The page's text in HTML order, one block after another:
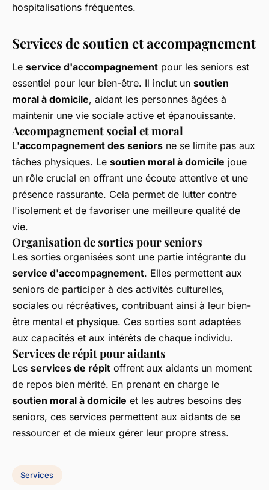
hospitalisations fréquentes.
Services de soutien et accompagnement
Le service d'accompagnement pour les seniors est
essentiel pour leur bien-être. Il inclut un soutien
moral à domicile, aidant les personnes âgées à
maintenir une vie sociale active et épanouissante.
Accompagnement social et moral
L'accompagnement des seniors ne se limite pas aux
tâches physiques. Le soutien moral à domicile joue
un rôle crucial en offrant une écoute attentive et une
présence rassurante. Cela permet de lutter contre
l'isolement et de favoriser une meilleure qualité de
vie.
Organisation de sorties pour seniors
Les sorties organisées sont une partie intégrante du
service d'accompagnement. Elles permettent aux
seniors de participer à des activités culturelles,
sociales ou récréatives, contribuant ainsi à leur bien-
être mental et physique. Ces sorties sont adaptées
aux capacités et aux intérêts de chaque individu.
Services de répit pour aidants
Les services de répit offrent aux aidants un moment
de repos bien mérité. En prenant en charge le
soutien moral à domicile et les autres besoins des
seniors, ces services permettent aux aidants de se
ressourcer et de mieux gérer leur propre stress.
Services